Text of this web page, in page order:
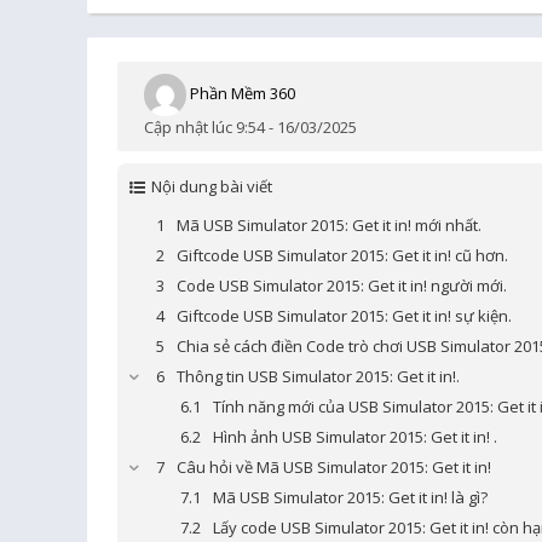
Phần Mềm 360
Cập nhật lúc 9:54 - 16/03/2025
Nội dung bài viết
Mã USB Simulator 2015: Get it in! mới nhất.
Giftcode USB Simulator 2015: Get it in! cũ hơn.
Code USB Simulator 2015: Get it in! người mới.
Giftcode USB Simulator 2015: Get it in! sự kiện.
Chia sẻ cách điền Code trò chơi USB Simulator
Thông tin USB Simulator 2015: Get it in!.
Tính năng mới của USB Simulator 2015: Get it
Hình ảnh USB Simulator 2015: Get it in! .
Câu hỏi về Mã USB Simulator 2015: Get it in!
Mã USB Simulator 2015: Get it in! là gì?
Lấy code USB Simulator 2015: Get it in! còn